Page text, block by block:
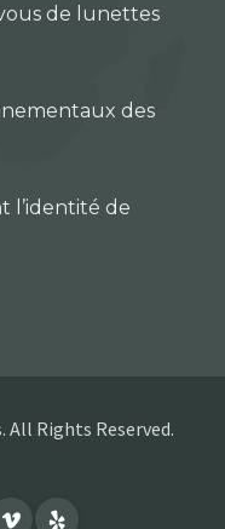
de lunettes
des
l’identité de
Rights Reserved.